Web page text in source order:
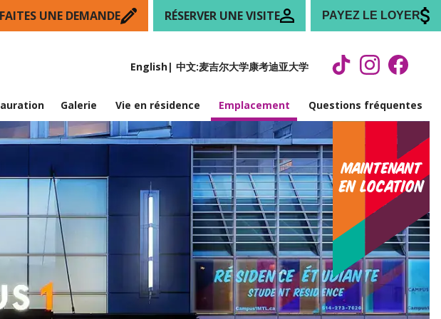
FAITES UNE DEMANDE RÉSERVER UNE VISITE PAYEZ LE LOYER
English| 中文:麦吉尔大学康考迪亚大学
Galerie Vie en résidence Emplacement Questions fréquentes
Maintenant
en location